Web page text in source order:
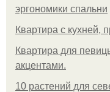
эргономики спальни
Квартира с кухней,
Квартира для
акцентами.
10 растений для